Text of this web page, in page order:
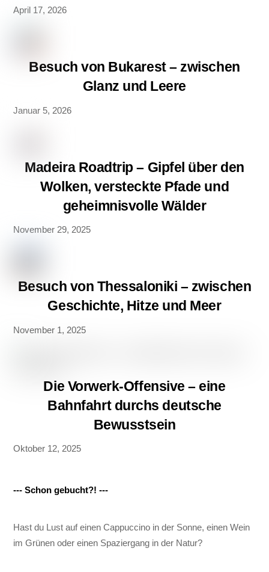
April 17, 2026
Besuch von Bukarest – zwischen
Glanz und Leere
Januar 5, 2026
Madeira Roadtrip – Gipfel über den
Wolken, versteckte Pfade und
geheimnisvolle Wälder
November 29, 2025
Besuch von Thessaloniki – zwischen
Geschichte, Hitze und Meer
November 1, 2025
Die Vorwerk-Offensive – eine
Bahnfahrt durchs deutsche
Bewusstsein
Oktober 12, 2025
--- Schon gebucht?! ---
Hast du Lust auf einen Cappuccino in der Sonne, einen Wein
im Grünen oder einen Spaziergang in der Natur?